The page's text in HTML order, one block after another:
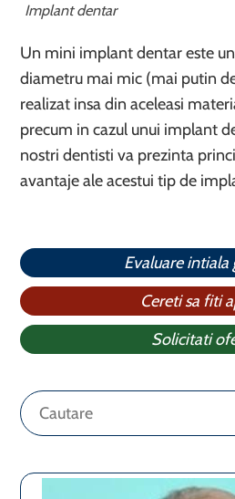
Implant dentar
Un mini implant dentar este
diametru mai mic (mai putin
realizat insa din aceleasi
precum in cazul unui implant
nostri dentisti va prezinta
avantaje ale acestui tip de
Evaluare intiala
Cereti sa fiti
Solicitati
Caută